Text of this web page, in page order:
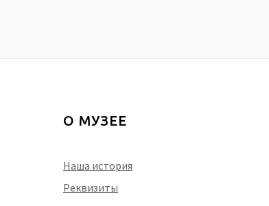
О МУЗЕЕ
Наша история
Реквизиты